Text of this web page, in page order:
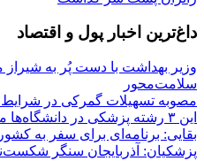
داغ‌ترین اخبار پول و اقتصاد
وزیر بهداشت با دست پُر به شیراز
سلامت‌محور
مصوبه تسهیلات گمرکی در
این ۳ رشته پزشکی در دانشگاه‌ها مشتری ندارد!
بقایی: برنامه‌ای برای سفر به
پزشکیان: آذربایجان سنگر